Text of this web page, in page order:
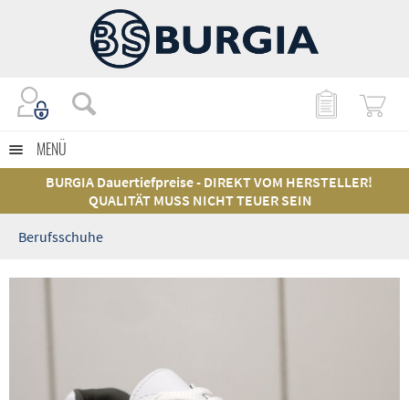
MENÜ
BURGIA Dauertiefpreise - DIREKT VOM HERSTELLER!
QUALITÄT MUSS NICHT TEUER SEIN
Berufsschuhe